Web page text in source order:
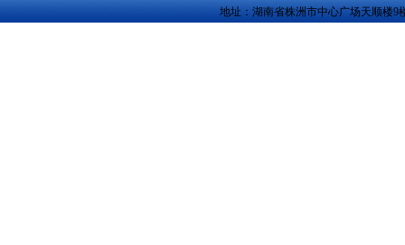
地址：湖南省株洲市中心广场天顺楼